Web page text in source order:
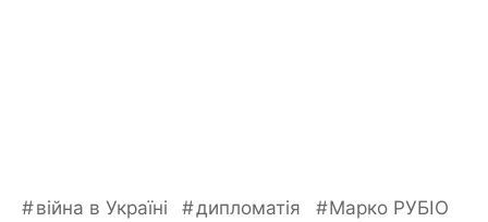
війна в Україні дипломатія
Марко РУБІО